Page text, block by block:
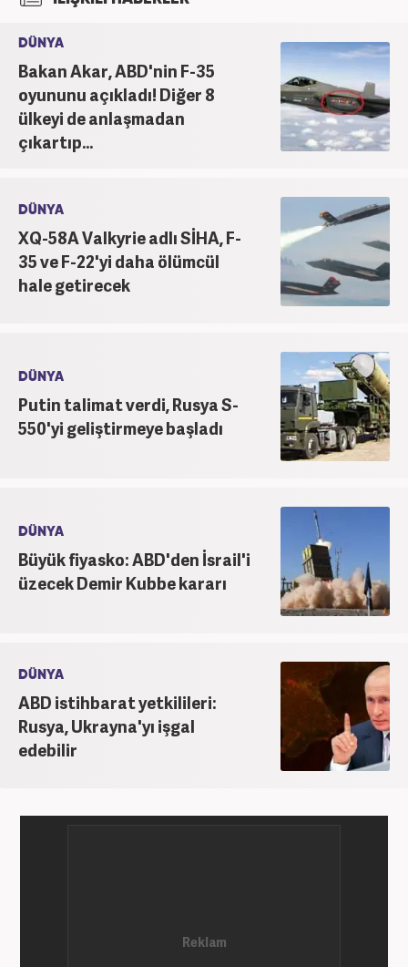
DÜNYA
Bakan Akar, ABD'nin F-35
oyununu açıkladı! Diğer 8
ülkeyi de anlaşmadan
çıkartıp...
DÜNYA
XQ-58A Valkyrie adlı SİHA, F-
35 ve F-22'yi daha ölümcül
hale getirecek
DÜNYA
Putin talimat verdi, Rusya S-
550'yi geliştirmeye başladı
DÜNYA
Büyük fiyasko: ABD'den İsrail'i
üzecek Demir Kubbe kararı
DÜNYA
ABD istihbarat yetkilileri:
Rusya, Ukrayna'yı işgal
edebilir